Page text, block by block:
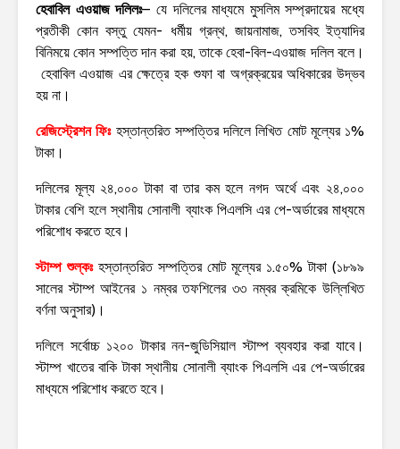
হেবাবিল এওয়াজ দলিলঃ– যে দলিলের মাধ্যমে মুসলিম সম্প্রদায়ের মধ্যে
প্রতীকী কোন বস্তু যেমন- ধর্মীয় গ্রন্থ, জায়নামাজ, তসবিহ ইত্যাদির
বিনিময়ে কোন সম্পত্তি দান করা হয়, তাকে হেবা-বিল-এওয়াজ দলিল বলে।
হেবাবিল এওয়াজ এর ক্ষেত্রে হক শুফা বা অগ্রক্রয়ের অধিকারের উদ্ভব
হয় না।
রেজিস্ট্রেশন ফিঃ হস্তান্তরিত সম্পত্তির দলিলে লিখিত মোট মূল্যের ১%
টাকা।
দলিলের মূল্য ২৪,০০০ টাকা বা তার কম হলে নগদ অর্থে এবং ২৪,০০০
টাকার বেশি হলে স্থানীয় সোনালী ব্যাংক পিএলসি এর পে-অর্ডারের মাধ্যমে
পরিশোধ করতে হবে।
স্টাম্প শুল্কঃহস্তান্তরিত সম্পত্তির মোট মূল্যের ১.৫০% টাকা (১৮৯৯
সালের স্টাম্প আইনের ১ নম্বর তফশিলের ৩৩ নম্বর ক্রমিকে উল্লিখিত
বর্ণনা অনুসার)।
দলিলে সর্বোচ্চ ১২০০ টাকার নন-জুডিসিয়াল স্টাম্প ব্যবহার করা যাবে।
স্টাম্প খাতের বাকি টাকা স্থানীয় সোনালী ব্যাংক পিএলসি এর পে-অর্ডারের
মাধ্যমে পরিশোধ করতে হবে।